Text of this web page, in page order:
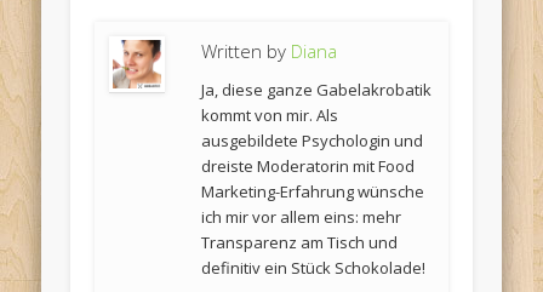
Written by Diana
Ja, diese ganze Gabelakrobatik
kommt von mir. Als
ausgebildete Psychologin und
dreiste Moderatorin mit Food
Marketing-Erfahrung wünsche
ich mir vor allem eins: mehr
Transparenz am Tisch und
definitiv ein Stück Schokolade!